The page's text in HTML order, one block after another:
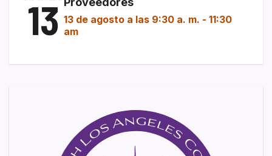
13 13 de agosto a las 9:30 a. m. - 11:30
am